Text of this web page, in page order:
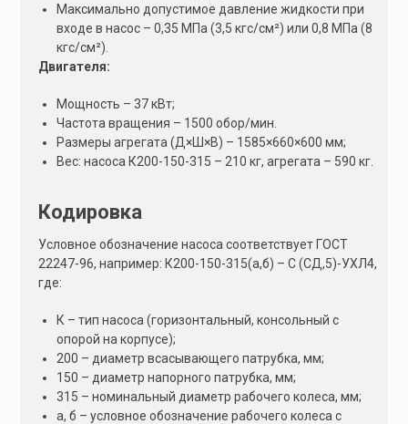
Максимально допустимое давление жидкости при
входе в насос – 0,35 МПа (3,5 кгс/см²) или 0,8 МПа (8
кгс/см²).
Двигателя:
Мощность – 37 кВт;
Частота вращения – 1500 обор/мин.
Размеры агрегата (Д×Ш×В) – 1585×660×600 мм;
Вес: насоса К200-150-315 – 210 кг, агрегата – 590 кг.
Кодировка
Условное обозначение насоса соответствует ГОСТ
22247-96, например: К200-150-315(а,б) – С (СД,5)-УХЛ4,
где:
К – тип насоса (горизонтальный, консольный с
опорой на корпусе);
200 – диаметр всасывающего патрубка, мм;
150 – диаметр напорного патрубка, мм;
315 – номинальный диаметр рабочего колеса, мм;
а, б – условное обозначение рабочего колеса с